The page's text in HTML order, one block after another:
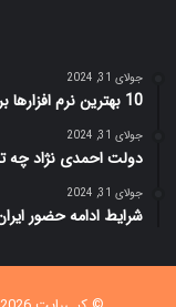
جولای 31, 2024
10 بهترین نرم افزارها برای فریلنسران در سال 2022
جولای 31, 2024
دولت احمدی نژاد چه
جولای 31, 2024
شرایط ادامه حضور ایران